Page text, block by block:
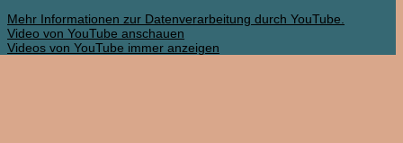
Mehr Informationen zur Datenverarbeitung durch YouTube.
Video von YouTube anschauen
Videos von YouTube immer anzeigen